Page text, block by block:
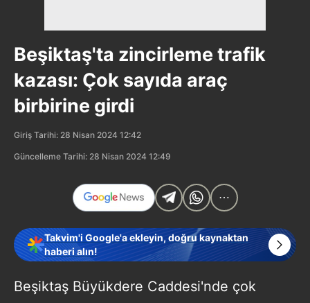
Beşiktaş'ta zincirleme trafik
kazası: Çok sayıda araç
birbirine girdi
Giriş Tarihi: 28 Nisan 2024 12:42
Güncelleme Tarihi: 28 Nisan 2024 12:49
Takvim'i Google'a ekleyin, doğru kaynaktan
haberi alın!
Beşiktaş Büyükdere Caddesi'nde çok